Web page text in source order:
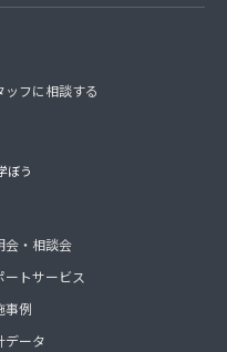
ッフに相談する
ぼう
会・相談会
ートサービス
事例
データ